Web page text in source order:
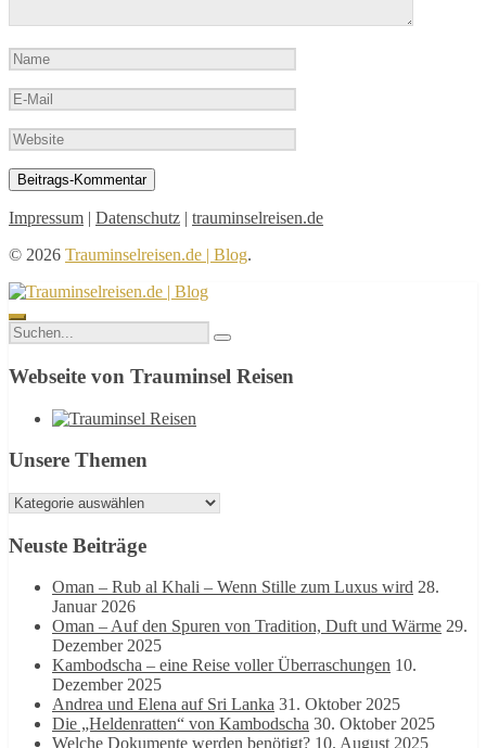
Name
E-
Mail
Website
Impressum | Datenschutz | trauminselreisen.de
© 2026 Trauminselreisen.de | Blog.
Seitenleiste
verbergen
Suche
Webseite von Trauminsel Reisen
Unsere Themen
Unsere
Neuste Beiträge
Oman – Rub al Khali – Wenn Stille zum Luxus wird 28.
Januar 2026
Oman – Auf den Spuren von Tradition, Duft und Wärme 29.
Dezember 2025
Kambodscha – eine Reise voller Überraschungen 10.
Dezember 2025
Andrea und Elena auf Sri Lanka 31. Oktober 2025
Die „Heldenratten“ von Kambodscha 30. Oktober 2025
Welche Dokumente werden benötigt? 10. August 2025